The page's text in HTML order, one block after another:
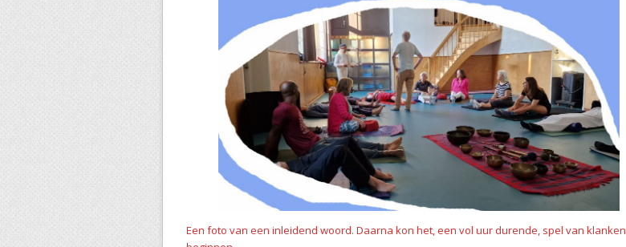
Een foto van een inleidend woord. Daarna kon het, een vol uur durende, spel van klanken